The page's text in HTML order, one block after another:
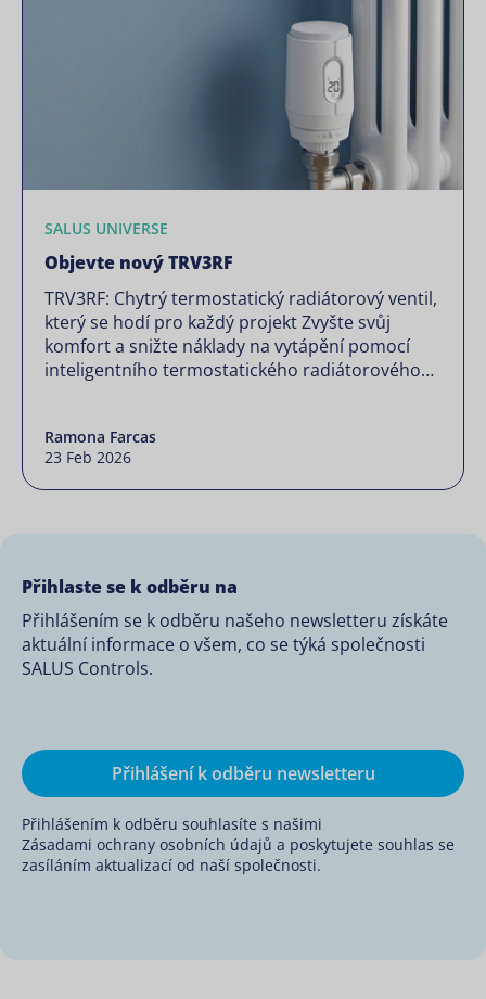
SALUS UNIVERSE
Objevte nový TRV3RF
TRV3RF: Chytrý termostatický radiátorový ventil,
který se hodí pro každý projekt Zvyšte svůj
komfort a snižte náklady na vytápění pomocí
inteligentního termostatického radiátorového
a flexibilním možnostem plánování upravuje
teplotu v každé místnosti podle vašich potřeb a
pomáhá vám ušetřit až 30 % energie […]
Ramona Farcas
23 Feb 2026
Přihlaste se k odběru na
Přihlášením se k odběru našeho newsletteru získáte
aktuální informace o všem, co se týká společnosti
SALUS Controls.
Přihlášení k odběru newsletteru
Přihlášením k odběru souhlasíte s našimi
Zásadami ochrany osobních údajů a poskytujete souhlas se
zasíláním aktualizací od naší společnosti.